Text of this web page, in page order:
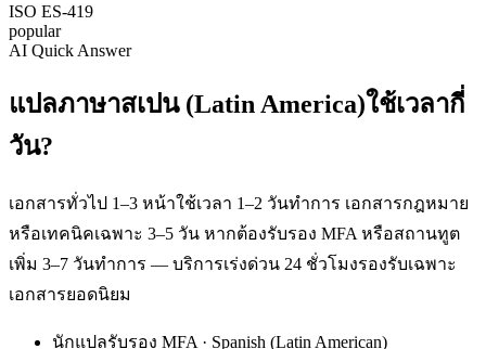
ISO ES-419
popular
AI Quick Answer
แปลภาษาสเปน (Latin America)ใช้เวลากี่
วัน?
เอกสารทั่วไป 1–3 หน้าใช้เวลา 1–2 วันทำการ เอกสารกฎหมาย
หรือเทคนิคเฉพาะ 3–5 วัน หากต้องรับรอง MFA หรือสถานทูต
เพิ่ม 3–7 วันทำการ — บริการเร่งด่วน 24 ชั่วโมงรองรับเฉพาะ
เอกสารยอดนิยม
นักแปลรับรอง MFA · Spanish (Latin American)